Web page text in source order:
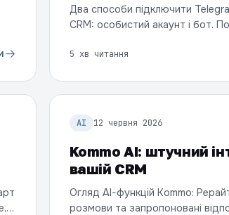
Два способи підключити
CRM: особистий акаунт і бот.
Telegram падали у воронку
5 хв читання
AI 12 червня 2026
Kommo AI: штучний
вашій CRM
Огляд AI-функцій Kommo:
розмови та запропоновані